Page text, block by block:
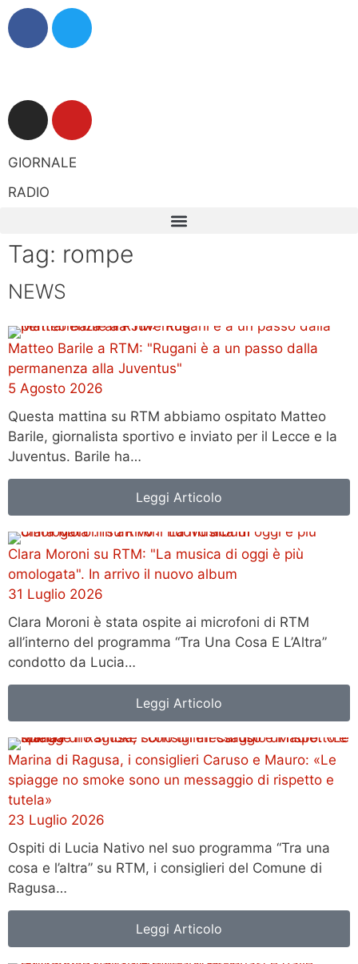
GIORNALE
RADIO
Tag: rompe
NEWS
Matteo Barile a RTM: "Rugani è a un passo dalla
permanenza alla Juventus"
5 Agosto 2026
Questa mattina su RTM abbiamo ospitato Matteo
Barile, giornalista sportivo e inviato per il Lecce e la
Juventus. Barile ha…
Leggi Articolo
Clara Moroni su RTM: "La musica di oggi è più
omologata". In arrivo il nuovo album
31 Luglio 2026
Clara Moroni è stata ospite ai microfoni di RTM
all’interno del programma “Tra Una Cosa E L’Altra”
condotto da Lucia…
Leggi Articolo
Marina di Ragusa, i consiglieri Caruso e Mauro: «Le
spiagge no smoke sono un messaggio di rispetto e
tutela»
23 Luglio 2026
Ospiti di Lucia Nativo nel suo programma “Tra una
cosa e l’altra” su RTM, i consiglieri del Comune di
Ragusa…
Leggi Articolo